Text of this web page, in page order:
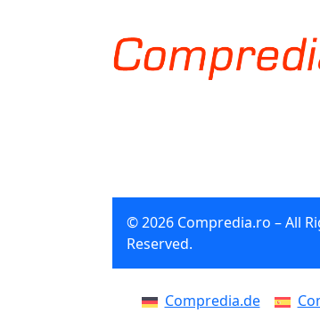
© 2026 Compredia.ro – All
Reserved.
Compredia.de